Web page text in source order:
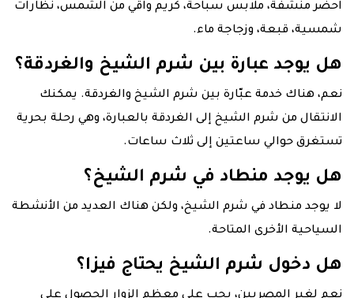
احضر منشفة، ملابس سباحة، كريم واقي من الشمس، نظارات
شمسية، قبعة، وزجاجة ماء.
هل يوجد عبارة بين شرم الشيخ والغردقة؟
نعم، هناك خدمة عبّارة بين شرم الشيخ والغردقة. يمكنك
الانتقال من شرم الشيخ إلى الغردقة بالعبارة، وهي رحلة بحرية
تستغرق حوالي ساعتين إلى ثلاث ساعات.
هل يوجد منطاد في شرم الشيخ؟
لا يوجد منطاد في شرم الشيخ، ولكن هناك العديد من الأنشطة
السياحية الأخرى المتاحة.
هل دخول شرم الشيخ يحتاج فيزا؟